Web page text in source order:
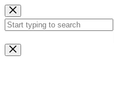
Zum
Inhalt
springen
Keine
Ergebnisse